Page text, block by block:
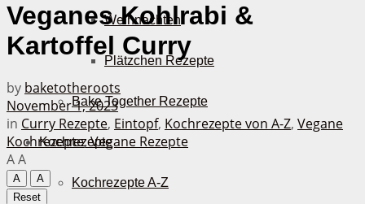
Weihnachten
Plätzchen Rezepte
Bake Together Rezepte
Kochrezepte
Kochrezepte A-Z
Veganes Kohlrabi &
Kartoffel Curry
by baketotheroots
November 1, 2023
in Curry Rezepte, Eintopf, Kochrezepte von A-Z, Vegane
Kochrezepte,Vegane Rezepte
AA
A
A
Reset